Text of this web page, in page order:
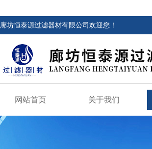
廊坊恒泰源过滤器材有限公司欢迎您！
网站首页 关于我们